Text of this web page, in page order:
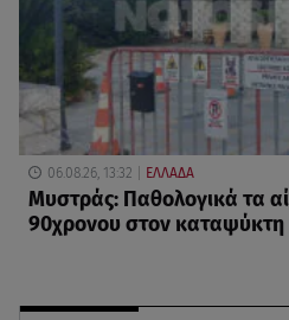
06.08.26, 13:32 ΕΛΛΑΔΑ
Μυστράς: Παθολογικά τα
90χρονου στον καταψύκτη